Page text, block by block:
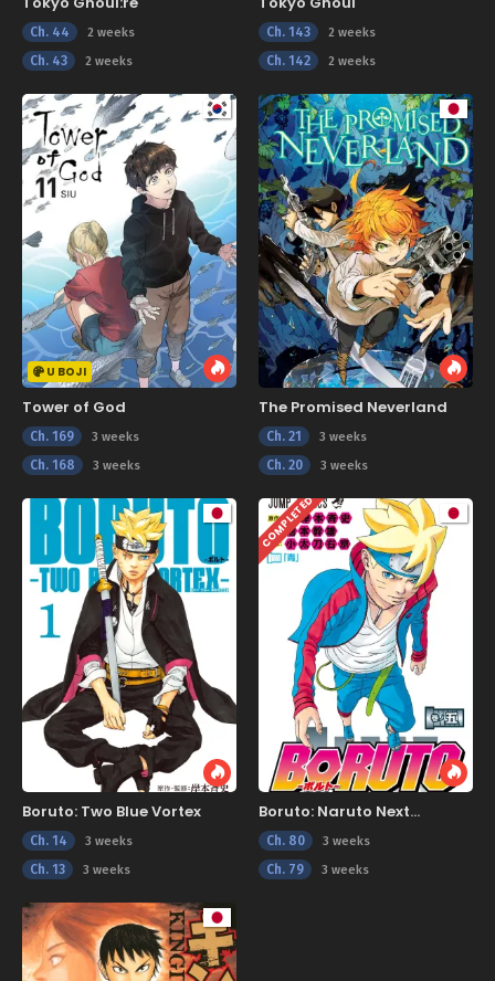
Ch. 44 2 weeks
Ch. 43 2 weeks
Ch. 143 2 weeks
Ch. 142 2 weeks
U BOJI
Tower of God
Ch. 169 3 weeks
Ch. 168 3 weeks
The Promised Neverland
Ch. 21 3 weeks
Ch. 20 3 weeks
Boruto: Two Blue Vortex
Ch. 14 3 weeks
Ch. 13 3 weeks
COMPLETED
Boruto: Naruto Next
Generations
Ch. 80 3 weeks
Ch. 79 3 weeks